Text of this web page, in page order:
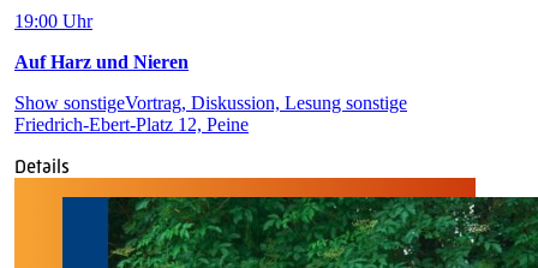
19:00 Uhr
Auf Harz und Nieren
Show sonstigeVortrag, Diskussion, Lesung sonstige
Friedrich-Ebert-Platz 12, Peine
Details